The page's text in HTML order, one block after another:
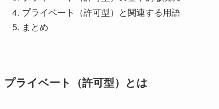
プライベート（許可型）と関連する用語
まとめ
プライベート（許可型）とは